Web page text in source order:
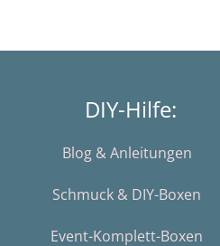
DIY-Hilfe:
Blog & Anleitungen
Schmuck & DIY-Boxen
Event-Komplett-Boxen